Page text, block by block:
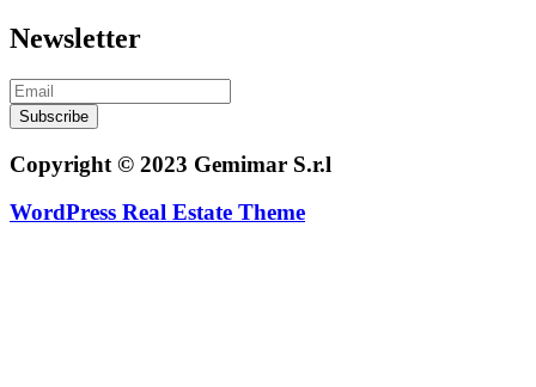
Newsletter
Subscribe
Copyright © 2023 Gemimar S.r.l
WordPress Real Estate Theme